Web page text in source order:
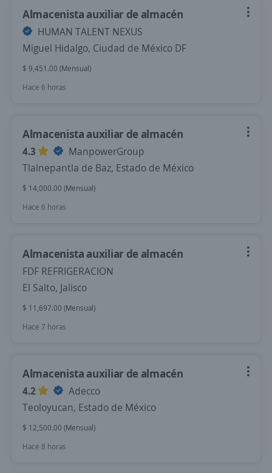
Almacenista auxiliar de almacén
HUMAN TALENT NEXUS
Miguel Hidalgo, Ciudad de México DF
$ 9,451.00 (Mensual)
Hace 6 horas
Almacenista auxiliar de almacén
4.3
ManpowerGroup
Tlalnepantla de Baz, Estado de México
$ 14,000.00 (Mensual)
Hace 6 horas
Almacenista auxiliar de almacén
FDF REFRIGERACION
El Salto, Jalisco
$ 11,697.00 (Mensual)
Hace 7 horas
Almacenista auxiliar de almacén
4.2
Adecco
Teoloyucan, Estado de México
$ 12,500.00 (Mensual)
Hace 8 horas